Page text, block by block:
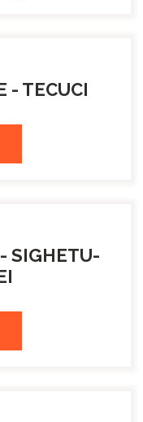
- TECUCI
SIGHETU-